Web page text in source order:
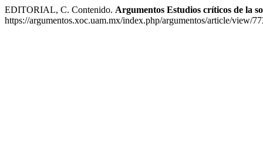
EDITORIAL, C. Contenido. Argumentos Estudios críticos de la
https://argumentos.xoc.uam.mx/index.php/argumentos/article/view/